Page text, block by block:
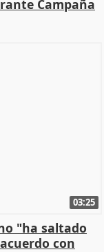
Campaña
03:25
"ha saltado
con